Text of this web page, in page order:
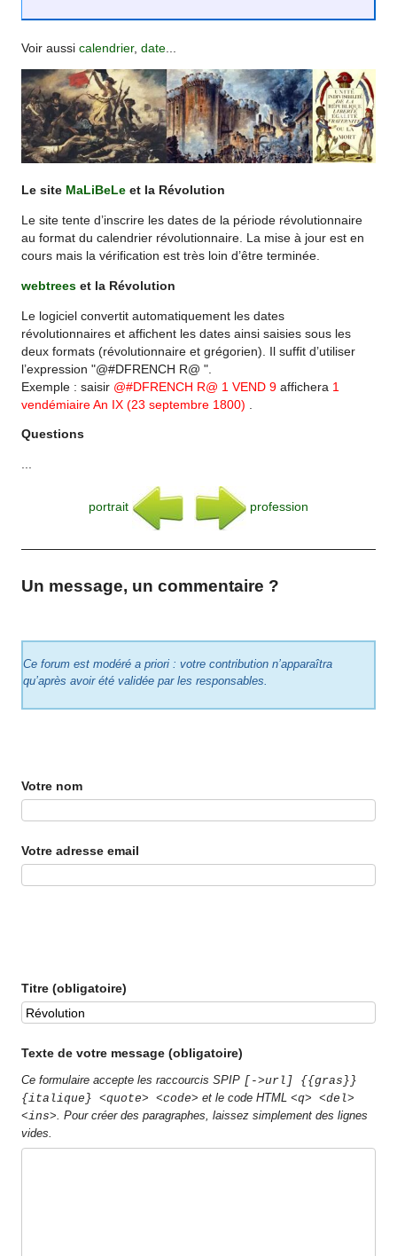
Voir aussicalendrier,date
Le site MaLiBeLe et la Révolution
Le site tente d’inscrire les dates de la période révolutionnaire
au format du calendrier révolutionnaire. La mise à jour est en
cours mais la vérification est très loin d’être terminée.
webtrees et la Révolution
Le logiciel convertit automatiquement les dates
révolutionnaires et affichent les dates ainsi saisies sous les
deux formats (révolutionnaire et grégorien). Il suffit d’utiliser
l’expression "@#DFRENCH R@ ".
Exemple : saisir @#DFRENCH R@ 1 VEND 9 affichera 1
vendémiaire An IX (23 septembre 1800)
Questions
portrait profession
Un message, un commentaire ?
Ce forum est modéré a priori : votre contribution n’apparaîtra
qu’après avoir été validée par les responsables.
Votre nom
Votre adresse email
Titre (obligatoire)
Texte de votre message (obligatoire)
Ce formulaire accepte les raccourcis SPIP [->url] {{gras}}
{italique} <quote> <code> et le code HTML<q> <del>
<ins>. Pour créer des paragraphes, laissez simplement des lignes
vides.